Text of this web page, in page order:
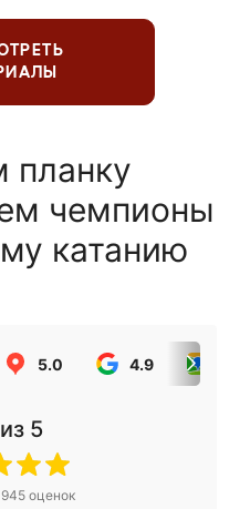
чемпионы
катанию
5.0 4.9
из 5
945оценок